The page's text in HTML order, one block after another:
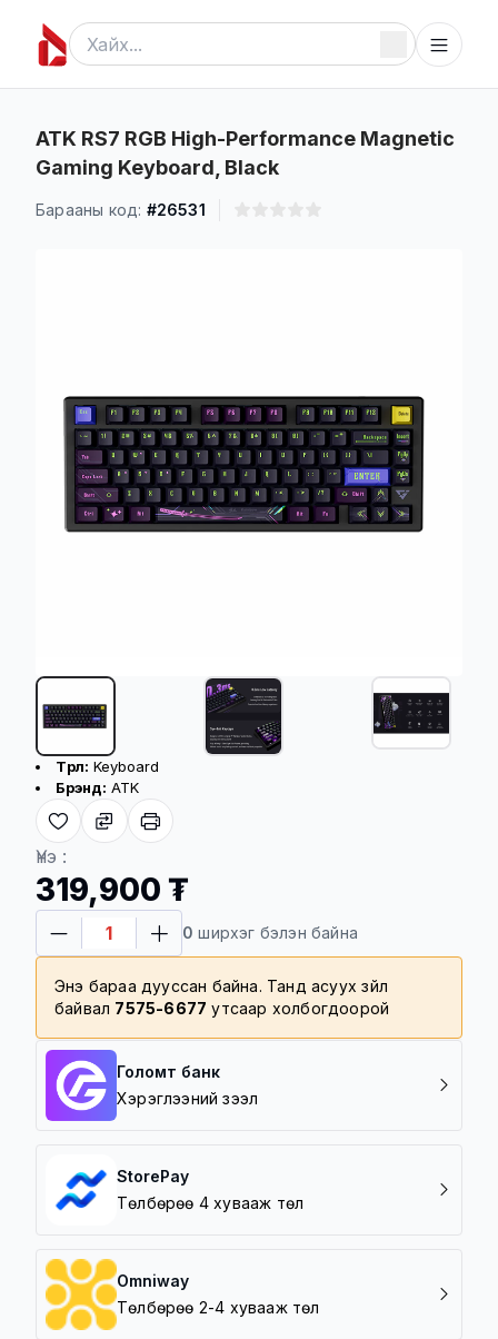
ATK RS7 RGB High-Performance Magnetic
Gaming Keyboard, Black
Барааны код: #26531
Бүтээгдэхүүний үндсэн үзүүлэлт
Төрөл: Keyboard
Брэнд: ATK
Үнэ :
319,900 ₮
0 ширхэг бэлэн байна
Энэ бараа дууссан байна. Танд асуух зүйл
байвал 7575-6677 утсаар холбогдоорой
Голомт банк
Хэрэглээний зээл
StorePay
Төлбөрөө 4 хувааж төл
Omniway
Төлбөрөө 2-4 хувааж төл